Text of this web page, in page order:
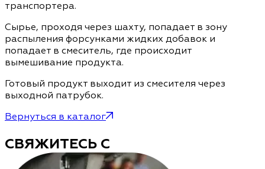
транспортера.
Сырье, проходя через шахту, попадает в зону
распыления форсунками жидких добавок и
попадает в смеситель, где происходит
вымешивание продукта.
Готовый продукт выходит из смесителя через
выходной патрубок.
Вернуться в каталог
СВЯЖИТЕСЬ С